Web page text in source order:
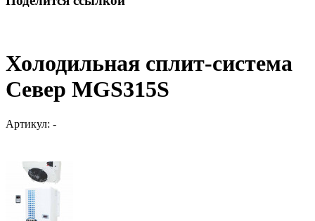
Холодильная сплит-система
Север MGS315S
Артикул: -